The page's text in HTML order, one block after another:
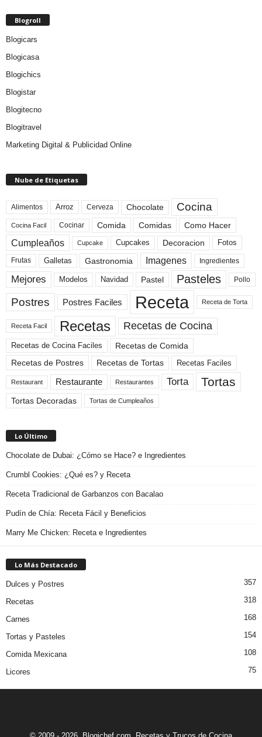
Blogroll
Blogicars
Blogicasa
Blogichics
Blogistar
Blogitecno
Blogitravel
Marketing Digital & Publicidad Online
Nube de Etiquetas
Alimentos Arroz Cerveza Chocolate Cocina
Cocina Facil Cocinar Comida Comidas Como Hacer
Cumpleaños Cupcake Cupcakes Decoracion Fotos
Frutas Galletas Gastronomia Imagenes Ingredientes
Mejores Modelos Navidad Pastel Pasteles Pollo
Postres Postres Faciles Receta Receta de Torta
Receta Facil Recetas Recetas de Cocina
Recetas de Cocina Faciles
Recetas de Comida
Recetas de Postres
Recetas de Tortas Recetas Faciles
Restaurant Restaurante Restaurantes Torta Tortas
Tortas Decoradas Tortas de Cumpleaños
Lo Último
Chocolate de Dubai: ¿Cómo se Hace? e Ingredientes
Crumbl Cookies: ¿Qué es? y Receta
Receta Tradicional de Garbanzos con Bacalao
Pudín de Chía: Receta Fácil y Beneficios
Marry Me Chicken: Receta e Ingredientes
Lo Más Destacado
Dulces y Postres 357
Recetas 318
Carnes 168
Tortas y Pasteles 154
Comida Mexicana 108
Licores 75